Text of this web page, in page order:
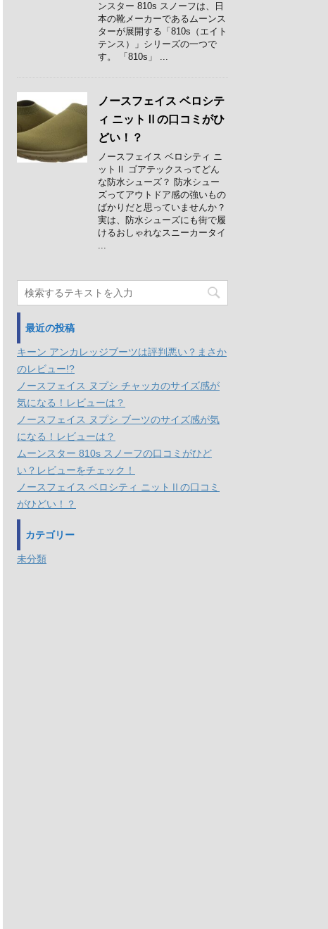
ンスター 810s スノーフは、日
本の靴メーカーであるムーンス
ターが展開する「810s（エイト
テンス）」シリーズの一つで
す。 「810s」 ...
ノースフェイス ベロシテ
ィ ニットⅡの口コミがひ
どい！？
ノースフェイス ベロシティ ニ
ットⅡ ゴアテックスってどん
な防水シューズ？ 防水シュー
ズってアウトドア感の強いもの
ばかりだと思っていませんか？
実は、防水シューズにも街で履
けるおしゃれなスニーカータイ
...
最近の投稿
キーン アンカレッジブーツは評判悪い？まさか
のレビュー!?
ノースフェイス ヌプシ チャッカのサイズ感が
気になる！レビューは？
ノースフェイス ヌプシ ブーツのサイズ感が気
になる！レビューは？
ムーンスター 810s スノーフの口コミがひど
い？レビューをチェック！
ノースフェイス ベロシティ ニットⅡの口コミ
がひどい！？
カテゴリー
未分類